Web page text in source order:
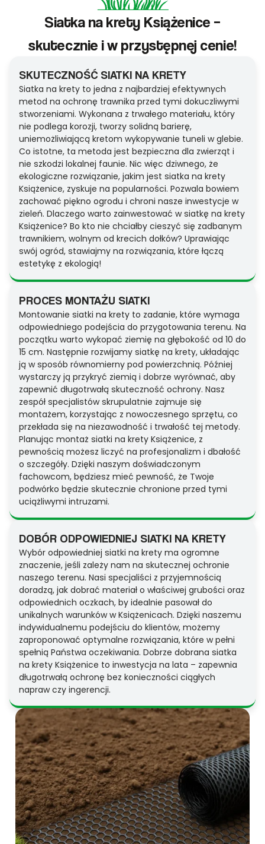
Siatka na krety Książenice –
skutecznie i w przystępnej cenie!
SKUTECZNOŚĆ SIATKI NA KRETY
Siatka na krety to jedna z najbardziej efektywnych
metod na ochronę trawnika przed tymi dokuczliwymi
stworzeniami. Wykonana z trwałego materiału, który
nie podlega korozji, tworzy solidną barierę,
uniemożliwiającą kretom wykopywanie tuneli w glebie.
Co istotne, ta metoda jest bezpieczna dla zwierząt i
nie szkodzi lokalnej faunie. Nic więc dziwnego, że
ekologiczne rozwiązanie, jakim jest siatka na krety
Książenice, zyskuje na popularności. Pozwala bowiem
zachować piękno ogrodu i chroni nasze inwestycje w
zieleń. Dlaczego warto zainwestować w siatkę na krety
Książenice? Bo kto nie chciałby cieszyć się zadbanym
trawnikiem, wolnym od krecich dołków? Uprawiając
swój ogród, stawiajmy na rozwiązania, które łączą
estetykę z ekologią!
PROCES MONTAŻU SIATKI
Montowanie siatki na krety to zadanie, które wymaga
odpowiedniego podejścia do przygotowania terenu. Na
początku warto wykopać ziemię na głębokość od 10 do
15 cm. Następnie rozwijamy siatkę na krety, układając
ją w sposób równomierny pod powierzchnią. Później
wystarczy ją przykryć ziemią i dobrze wyrównać, aby
zapewnić długotrwałą skuteczność ochrony. Nasz
zespół specjalistów skrupulatnie zajmuje się
montażem, korzystając z nowoczesnego sprzętu, co
przekłada się na niezawodność i trwałość tej metody.
Planując montaż siatki na krety Książenice, z
pewnością możesz liczyć na profesjonalizm i dbałość
o szczegóły. Dzięki naszym doświadczonym
fachowcom, będziesz mieć pewność, że Twoje
podwórko będzie skutecznie chronione przed tymi
uciążliwymi intruzami.
DOBÓR ODPOWIEDNIEJ SIATKI NA KRETY
Wybór odpowiedniej siatki na krety ma ogromne
znaczenie, jeśli zależy nam na skutecznej ochronie
naszego terenu. Nasi specjaliści z przyjemnością
doradzą, jak dobrać materiał o właściwej grubości oraz
odpowiednich oczkach, by idealnie pasował do
unikalnych warunków w Książenicach. Dzięki naszemu
indywidualnemu podejściu do klientów, możemy
zaproponować optymalne rozwiązania, które w pełni
spełnią Państwa oczekiwania. Dobrze dobrana siatka
na krety Książenice to inwestycja na lata – zapewnia
długotrwałą ochronę bez konieczności ciągłych
napraw czy ingerencji.